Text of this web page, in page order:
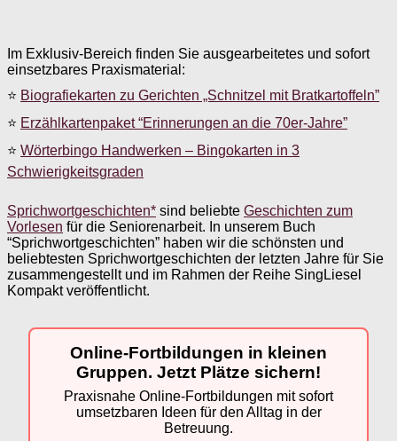
Im Exklusiv-Bereich finden Sie ausgearbeitetes und sofort
einsetzbares Praxismaterial:
⭐ Biografiekarten zu Gerichten „Schnitzel mit Bratkartoffeln”
⭐ Erzählkartenpaket “Erinnerungen an die 70er-Jahre”
⭐ Wörterbingo Handwerken – Bingokarten in 3
Schwierigkeitsgraden
Sprichwortgeschichten* sind beliebte Geschichten zum
Vorlesen für die Seniorenarbeit. In unserem Buch
“Sprichwortgeschichten” haben wir die schönsten und
beliebtesten Sprichwortgeschichten der letzten Jahre für Sie
zusammengestellt und im Rahmen der Reihe SingLiesel
Kompakt veröffentlicht.
Online-Fortbildungen in kleinen
Gruppen. Jetzt Plätze sichern!
Praxisnahe Online-Fortbildungen mit sofort
umsetzbaren Ideen für den Alltag in der
Betreuung.